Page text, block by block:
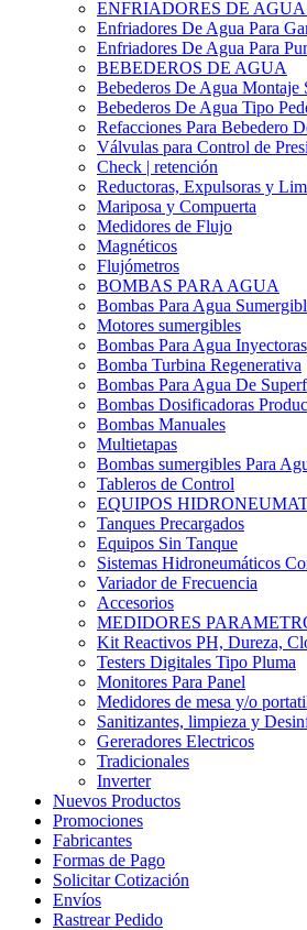
ENFRIADORES DE
Enfriadores De Agua Para
Enfriadores De Agua Para
BEBEDEROS DE AGUA
Bebederos De Agua Montaje
Bebederos De Agua Tipo
Refacciones Para Bebedero
Válvulas para Control de
Check | retención
Reductoras, Expulsoras y
Mariposa y Compuerta
Medidores de Flujo
Magnéticos
Flujómetros
BOMBAS PARA AGUA
Bombas Para Agua
Motores sumergibles
Bombas Para Agua Inyectoras
Bomba Turbina Regenerativa
Bombas Para Agua De
Bombas Dosificadoras
Bombas Manuales
Multietapas
Bombas sumergibles Para
Tableros de Control
EQUIPOS
Tanques Precargados
Equipos Sin Tanque
Sistemas Hidroneumáticos
Variador de Frecuencia
Accesorios
MEDIDORES
Kit Reactivos PH, Dureza,
Testers Digitales Tipo Pluma
Monitores Para Panel
Medidores de mesa y/o
Sanitizantes, limpieza y
Gereradores Electricos
Tradicionales
Inverter
Nuevos Productos
Promociones
Fabricantes
Formas de Pago
Solicitar Cotización
Envíos
Rastrear Pedido